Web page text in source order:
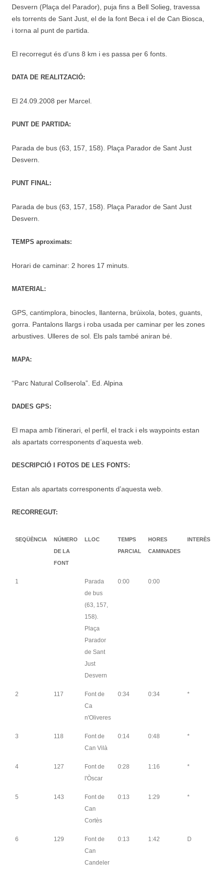
Desvern (Plaça del Parador), puja fins a Bell Solieg, travessa
els torrents de Sant Just, el de la font Beca i el de Can Biosca,
i torna al punt de partida.
El recorregut és d’uns 8 km i es passa per 6 fonts.
DATA DE REALITZACIÓ:
El 24.09.2008 per Marcel.
PUNT DE PARTIDA:
Parada de bus (63, 157, 158). Plaça Parador de Sant Just
Desvern.
PUNT FINAL:
Parada de bus (63, 157, 158). Plaça Parador de Sant Just
Desvern.
TEMPS aproximats:
Horari de caminar: 2 hores 17 minuts.
MATERIAL:
GPS, cantimplora, binocles, llanterna, brúixola, botes, guants,
gorra. Pantalons llargs i roba usada per caminar per les zones
arbustives. Ulleres de sol. Els pals també aniran bé.
MAPA:
“Parc Natural Collserola”. Ed. Alpina
DADES GPS:
El mapa amb l’itinerari, el perfil, el track i els waypoints estan
als apartats corresponents d’aquesta web.
DESCRIPCIÓ I FOTOS DE LES FONTS:
Estan als apartats corresponents d’aquesta web.
RECORREGUT:
SEQÜÈNCIA
NÚMERO
DE LA
FONT
LLOC
TEMPS
PARCIAL
HORES
CAMINADES
INTERÈS
1
Parada
de bus
(63, 157,
158).
Plaça
Parador
de Sant
Just
Desvern
0:00 0:00
2 117
Font de
Ca
n'Oliveres
0:34 0:34 *
3 118
Font de
Can Vilà
0:14 0:48 *
4 127
Font de
l'Òscar
0:28 1:16 *
5 143
Font de
Can
Cortès
0:13 1:29 *
6 129
Font de
Can
Candeler
0:13 1:42 D